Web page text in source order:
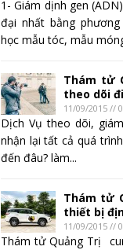
1- Giám dịnh gen
đại nhất bằng
học mẫu tóc, mẫu
Thám tử
theo dõi
11/09/2015 //
Dịch Vụ theo dõi,
nhận lại tất cả quá
đến đâu? làm...
Thám tử
thiết bị
11/09/2015 //
Thám tử Quảng Trị